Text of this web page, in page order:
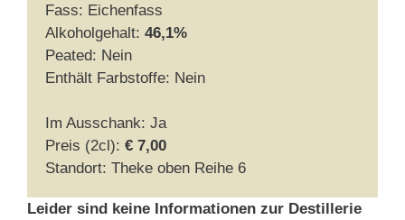
Fass: Eichenfass
Alkoholgehalt: 46,1%
Peated: Nein
Enthält Farbstoffe: Nein
Im Ausschank: Ja
Preis (2cl): € 7,00
Standort: Theke oben Reihe 6
Leider sind keine Informationen zur Destillerie